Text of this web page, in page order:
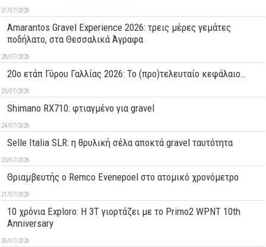
31/07/2026
Amarantos Gravel Experience 2026: τρεις μέρες γεμάτες
ποδήλατο, στα Θεσσαλικά Άγραφα
28/07/2026
20ο ετάπ Γύρου Γαλλίας 2026: Το (προ)τελευταίο κεφάλαιο…
25/07/2026
Shimano RX710: φτιαγμένο για gravel
24/07/2026
Selle Italia SLR: η θρυλική σέλα αποκτά gravel ταυτότητα
23/07/2026
Θριαμβευτής ο Remco Evenepoel στο ατομικό χρονόμετρο
21/07/2026
10 χρόνια Exploro: Η 3T γιορτάζει με το Primo2 WPNT 10th
Anniversary
20/07/2026